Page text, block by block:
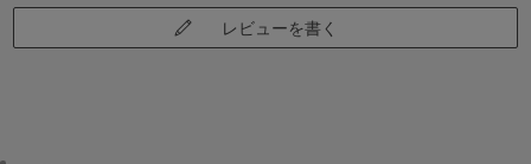
レビューを書く